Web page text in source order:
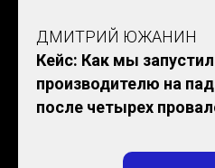
ДМИТРИЙ ЮЖАНИН
Кейс: Как мы
производителю на
после четырех